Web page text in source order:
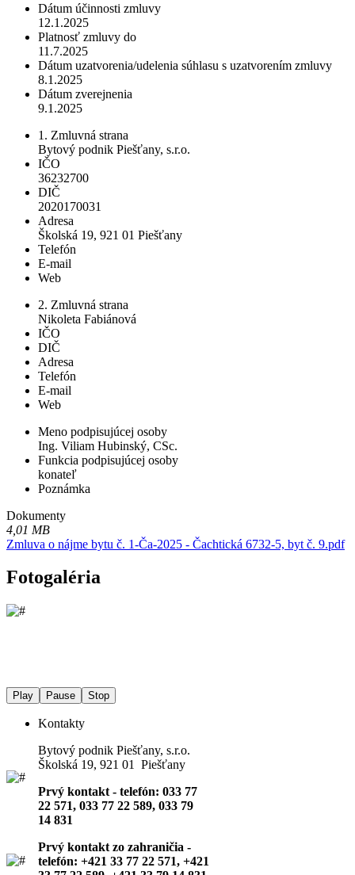
Dátum účinnosti zmluvy
12.1.2025
Platnosť zmluvy do
11.7.2025
Dátum uzatvorenia/udelenia súhlasu s uzatvorením zmluvy
8.1.2025
Dátum zverejnenia
9.1.2025
1. Zmluvná strana
Bytový podnik Piešťany, s.r.o.
IČO
36232700
DIČ
2020170031
Adresa
Školská 19, 921 01 Piešťany
Telefón
E-mail
Web
2. Zmluvná strana
Nikoleta Fabiánová
IČO
DIČ
Adresa
Telefón
E-mail
Web
Meno podpisujúcej osoby
Ing. Viliam Hubinský, CSc.
Funkcia podpisujúcej osoby
konateľ
Poznámka
Dokumenty
4,01 MB
Zmluva o nájme bytu č. 1-Ča-2025 - Čachtická 6732-5, byt č. 9.pdf
Fotogaléria
Play Pause Stop
Kontakty
Bytový podnik Piešťany, s.r.o.
Školská 19, 921 01 Piešťany
Prvý kontakt - telefón: 033 77
22 571, 033 77 22 589, 033 79
14 831
Prvý kontakt zo zahraničia -
telefón: +421 33 77 22 571, +421